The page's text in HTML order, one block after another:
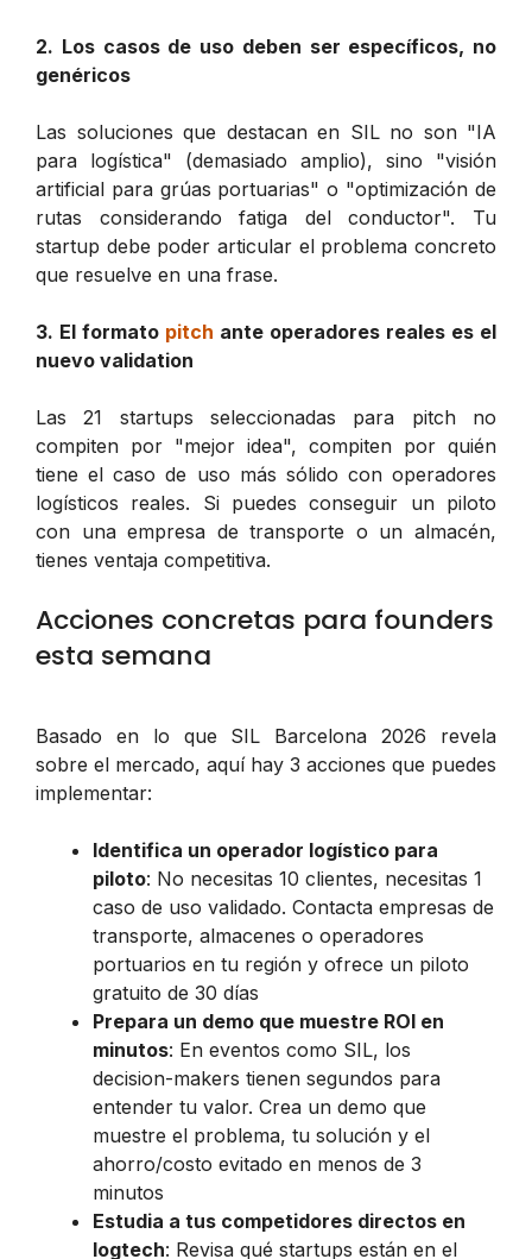
2. Los casos de uso deben ser específicos, no
genéricos
Las soluciones que destacan en SIL no son "IA
para logística" (demasiado amplio), sino "visión
artificial para grúas portuarias" o "optimización de
rutas considerando fatiga del conductor". Tu
startup debe poder articular el problema concreto
que resuelve en una frase.
3. El formato pitch ante operadores reales es el
nuevo validation
Las 21 startups seleccionadas para pitch no
compiten por "mejor idea", compiten por quién
tiene el caso de uso más sólido con operadores
logísticos reales. Si puedes conseguir un piloto
con una empresa de transporte o un almacén,
tienes ventaja competitiva.
Acciones concretas para founders
esta semana
Basado en lo que SIL Barcelona 2026 revela
sobre el mercado, aquí hay 3 acciones que puedes
implementar:
Identifica un operador logístico para
piloto: No necesitas 10 clientes, necesitas 1
caso de uso validado. Contacta empresas de
transporte, almacenes o operadores
portuarios en tu región y ofrece un piloto
gratuito de 30 días
Prepara un demo que muestre ROI en
minutos: En eventos como SIL, los
decision-makers tienen segundos para
entender tu valor. Crea un demo que
muestre el problema, tu solución y el
ahorro/costo evitado en menos de 3
minutos
Estudia a tus competidores directos en
logtech: Revisa qué startups están en el